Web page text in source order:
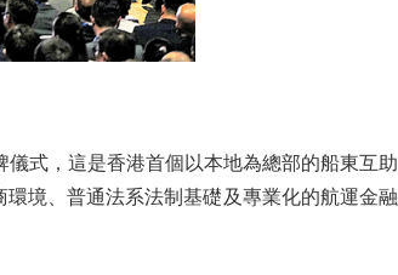
式，這是香港首個以本地為總部的船東互助
境、普通法系法制基礎及專業化的航運金融